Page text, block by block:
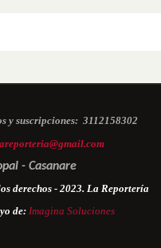
y suscripciones: 3112158302
- Casanare
derechos - 2023. La Reportería
de: Imagina Soluciones